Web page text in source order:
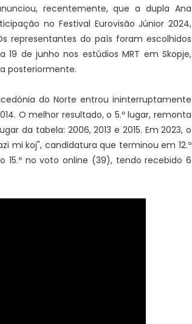
recentemente, que a dupla Ana
no Festival Eurovisão Júnior 2024,
representantes do país foram escolhidos
de junho nos estúdios MRT em Skopje,
posteriormente.
do Norte entrou ininterruptamente
O melhor resultado, o 5.º lugar, remonta
da tabela: 2006, 2013 e 2015. Em 2023, o
mi koj", candidatura que terminou em 12.º
no voto online (39), tendo recebido 6